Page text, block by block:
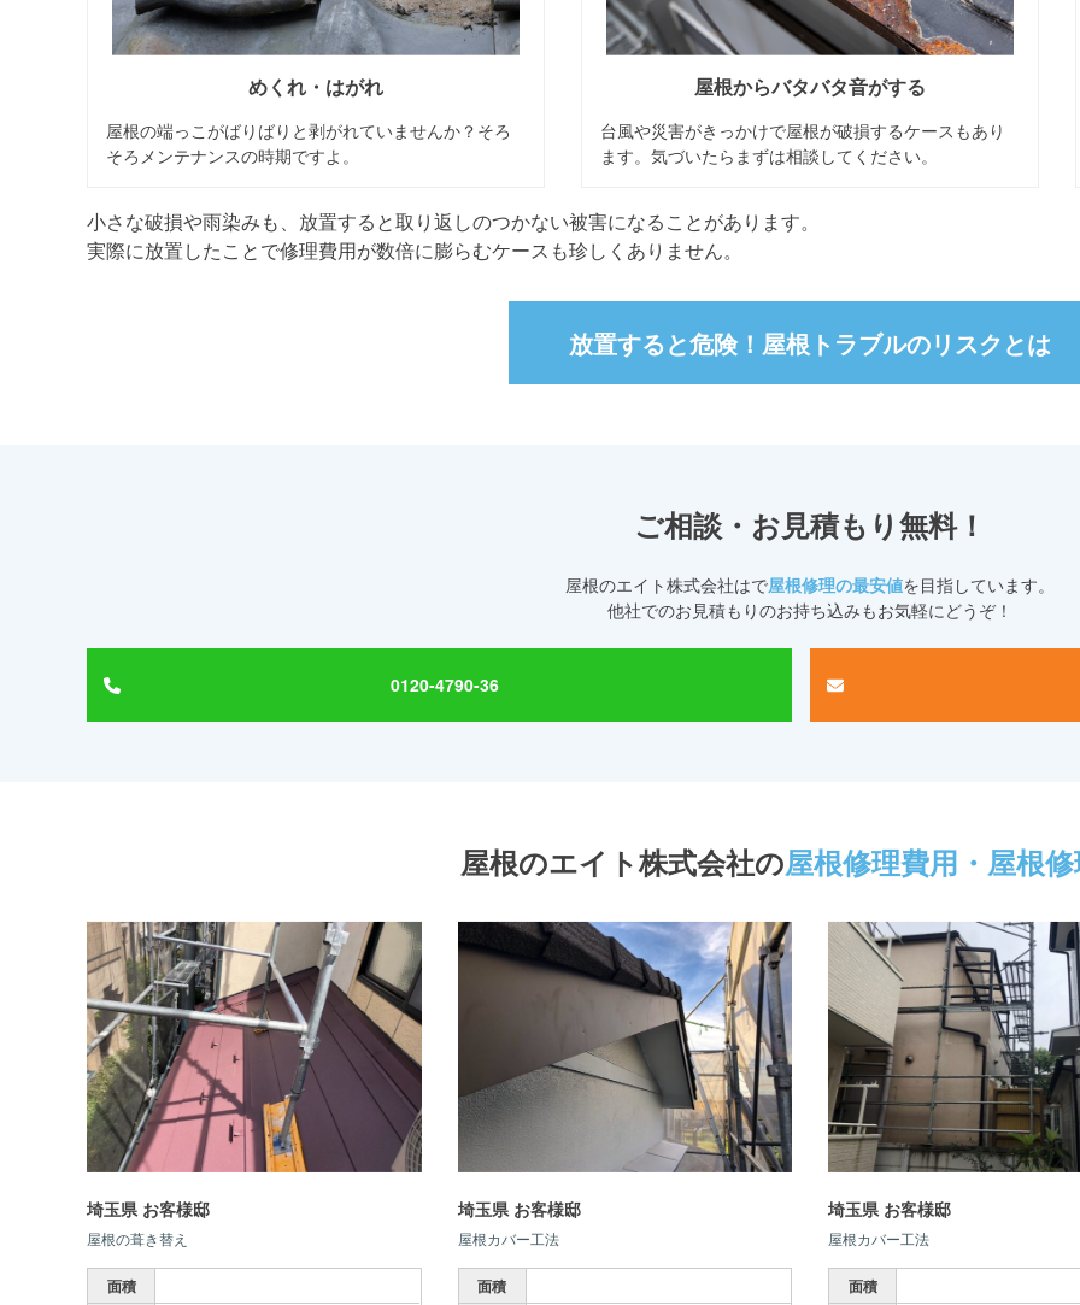
めくれ・はがれ
屋根の端っこがばりばりと剥がれていませんか？そろ
そろメンテナンスの時期ですよ。
屋根からバタバタ音がする
台風や災害がきっかけで屋根が破損するケースもあり
ます。気づいたらまずは相談してください。
小さな破損や雨染みも、放置すると取り返しのつかない被害になることがあります。​
実際に放置したことで修理費用が数倍に膨らむケースも珍しくありません。
放置すると危険！ 屋根トラブルのリスクとは
ご相談・お見積もり無料！
屋根のエイト株式会社はで屋根修理の最安値を目指しています。
他社でのお見積もりのお持ち込みもお気軽にどうぞ！
0120-4790-36
屋根のエイト株式会社の屋根修理費用・屋根
埼玉県 お客様邸
屋根の葺き替え
面積
埼玉県 お客様邸
屋根カバー工法
面積
埼玉県 お客様邸
屋根カバー工法
面積